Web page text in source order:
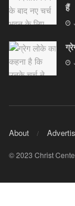
हैं
About
© 2023 Christ